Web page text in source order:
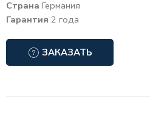
Страна Германия
Гарантия 2 года
ЗАКАЗАТЬ